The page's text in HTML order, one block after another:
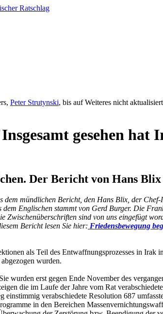
Peter Strutynski, bis auf Weiteres nicht
gesehen
Der Bericht von Hans
dem mündlichen Bericht, den Hans Blix, der
Englischen stammt von Gerd Burger. Die
Zwischenüberschriften sind von uns eingefügt
Bericht lesen Sie hier: Friedensbewegung
als Teil des Entwaffnungsprozesses in
wurden.
wurden erst gegen Ende November des
die im Laufe der Jahre vom Rat
verabschiedete Resolution 687
in den Bereichen